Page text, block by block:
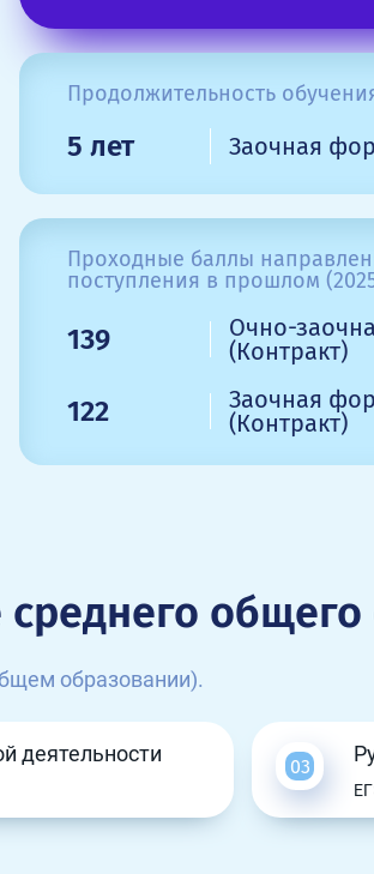
Продолжительность
5 лет Заочная
Проходные баллы
поступления в прошлом
139
Очно-
(Контракт)
122
Заочная
(Контракт)
образовании).
деятельности